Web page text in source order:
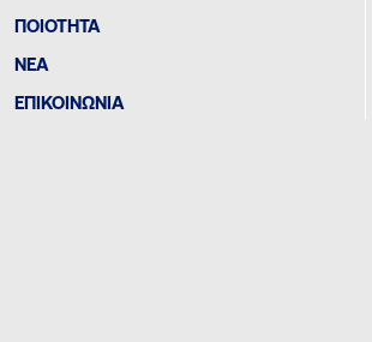
ΠΟΙΟΤΗΤΑ
ΝΕΑ
ΕΠΙΚΟΙΝΩΝΙΑ